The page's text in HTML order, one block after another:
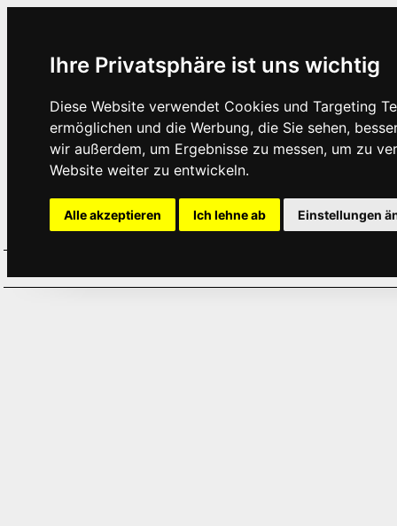
Ihre Privatsphäre ist uns wichtig
Diese Website verwendet Cookies und Targeting
ermöglichen und die Werbung, die Sie sehen,
wir außerdem, um Ergebnisse zu messen, um zu
Website weiter zu entwickeln.
Alle akzeptieren Ich lehne ab Einstellungen